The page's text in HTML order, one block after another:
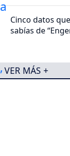
Cinco datos
sabías de
VER MÁS +